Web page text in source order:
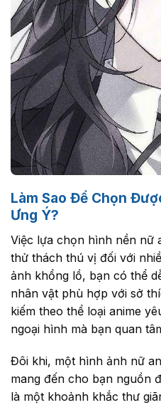
Làm Sao Để Chọn
Ưng Ý?
Việc lựa chọn hình nền nữ
thử thách thú vị đối với
ảnh khổng lồ, bạn có thể
nhân vật phù hợp với sở
kiếm theo thể loại anime
ngoại hình mà bạn quan
Đôi khi, một hình ảnh nữ
mang đến cho bạn nguồn
là một khoảnh khắc thư